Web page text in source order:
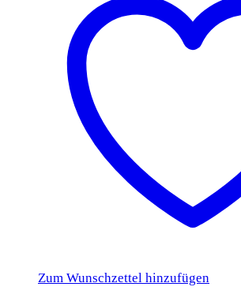
Zum Wunschzettel hinzufügen